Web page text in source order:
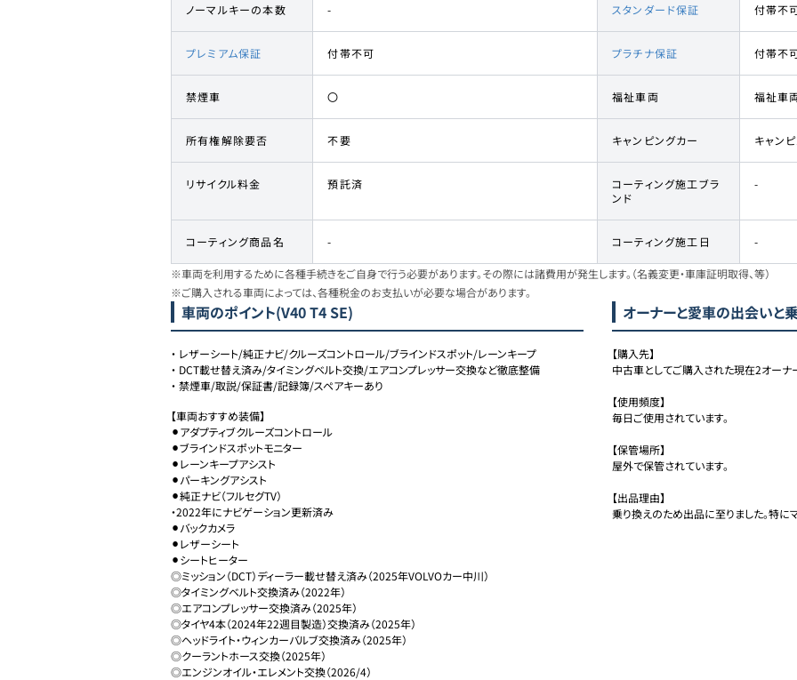
ノーマルキーの本数 - スタンダード保証 付帯不
プレミアム保証 付帯不可 プラチナ保証 付帯不
禁煙車 〇 福祉車両 福祉車
所有権解除要否 不要 キャンピングカー キャン
リサイクル料金 預託済
コーティング施工ブラ
ンド
-
コーティング商品名 - コーティング施工日 -
※車両を利用するために各種手続きをご自身で行う必要があります。その際には諸費用が発生します。（名義変更・車庫証明取得、等）
※ご購入される車両によっては、各種税金のお支払いが必要な場合があります。
車両のポイント(V40 T4 SE)
・ レザーシート/純正ナビ/クルーズコントロール/ブラインドスポット/レーンキープ
・ DCT載せ替え済み/タイミングベルト交換/エアコンプレッサー交換など徹底整備
・ 禁煙車/取説/保証書/記録簿/スペアキーあり
【車両おすすめ装備】
⚫︎アダプティブクルーズコントロール
⚫︎ブラインドスポットモニター
⚫︎レーンキープアシスト
⚫︎パーキングアシスト
⚫︎純正ナビ（フルセグTV）
・2022年にナビゲーション更新済み
⚫︎バックカメラ
⚫︎レザーシート
⚫︎シートヒーター
◎ミッション（DCT）ディーラー載せ替え済み（2025年VOLVOカー中川）
◎タイミングベルト交換済み（2022年）
◎エアコンプレッサー交換済み（2025年）
◎タイヤ4本（2024年22週目製造）交換済み（2025年）
◎ヘッドライト・ウィンカーバルブ交換済み（2025年）
◎クーラントホース交換（2025年）
◎エンジンオイル・エレメント交換（2026/4）
オーナーと愛車の出会いと
【購入先】
中古車としてご購入された現在2オーナ
【使用頻度】
毎日ご使用されています。
【保管場所】
屋外で保管されています。
【出品理由】
乗り換えのため出品に至りました。特に